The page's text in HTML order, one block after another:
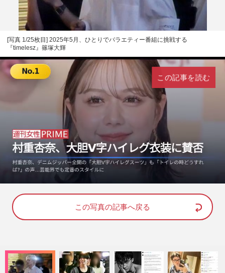
[写真 1/25枚目] 2025年5月、ひとりでバラエティー番組に挑戦する
『timelesz』篠塚大輝
n
u
o
d
:
この記事を読む
この写真の記事へ戻る